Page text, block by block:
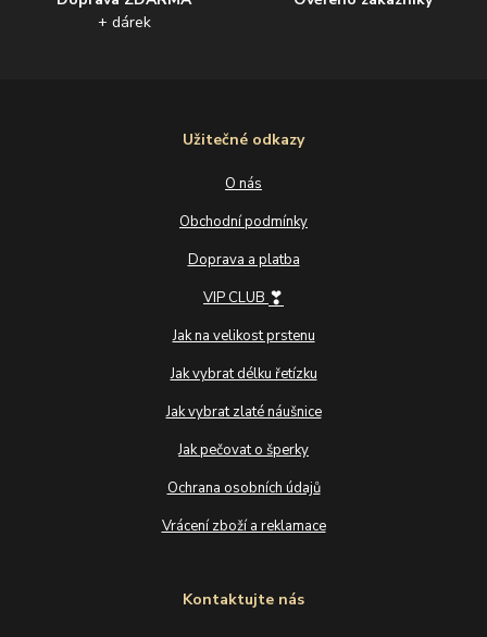
+ dárek
Užitečné odkazy
O nás
Obchodní podmínky
Doprava a platba
VIP CLUB ❣
Jak na velikost prstenu
Jak vybrat délku řetízku
Jak vybrat zlaté náušnice
Jak pečovat o šperky
Ochrana osobních údajů
Vrácení zboží a reklamace
Kontaktujte nás